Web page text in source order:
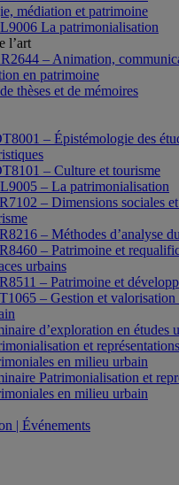
médiation et patrimoine
La patrimonialisation
l’art
– Animation,
en patrimoine
thèses et de mémoires
– Épistémologie des
– Culture et tourisme
– La patrimonialisation
– Dimensions sociales
– Méthodes d’analyse
– Patrimoine et
urbains
– Patrimoine et
– Gestion et
d’exploration en études
et représentations
en milieu urbain
Patrimonialisation et
en milieu urbain
| Événements